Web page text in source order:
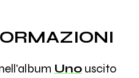
Unouscito